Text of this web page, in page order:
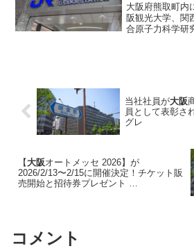
大阪府熊取町内
阪観光大学、関
合原子力科学研
当社社員が大阪
員として表彰さ
グレ
【大阪オートメッセ 2026】が
2026/2/13〜2/15に開催決定！チケット販
売開始と招待券プレゼント …
コメント